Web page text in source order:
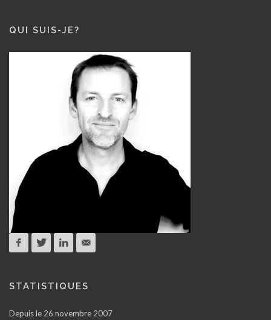
QUI SUIS-JE?
STATISTIQUES
Depuis le 26 novembre 2007